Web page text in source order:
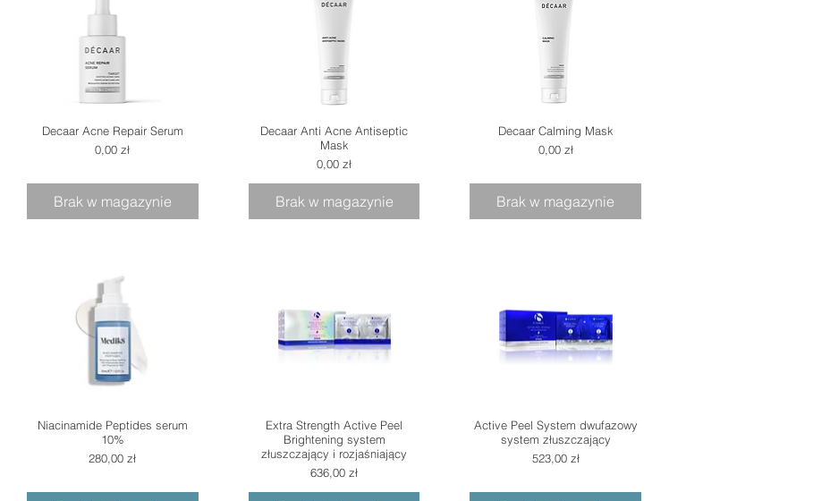
Decaar Acne Repair Serum
Cena
0,00 zł
Brak w magazynie
Decaar Anti Acne Antiseptic
Mask
Cena
0,00 zł
Brak w magazynie
Decaar Calming Mask
Cena
0,00 zł
Brak w magazynie
Niacinamide Peptides serum
10%
Cena
280,00 zł
Extra Strength Active Peel
Brightening system
złuszczający i rozjaśniający
Cena
636,00 zł
Active Peel System dwufazowy
system złuszczający
Cena
523,00 zł